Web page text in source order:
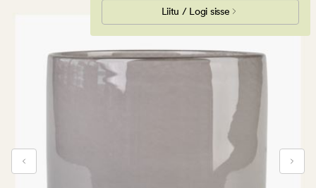
Liitu / Logi sisse